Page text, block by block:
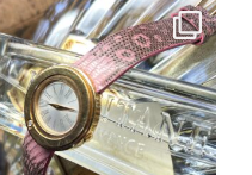
earnest_by_castplanning